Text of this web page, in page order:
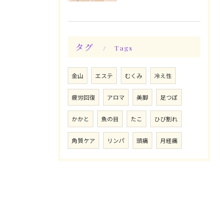
タグ Tags
金山 エステ むくみ 冷え性
疲労回復 アロマ 美脚 足つぼ
かかと 魚の目 たこ ひび割れ
角質ケア リンパ 頭痛 月経痛